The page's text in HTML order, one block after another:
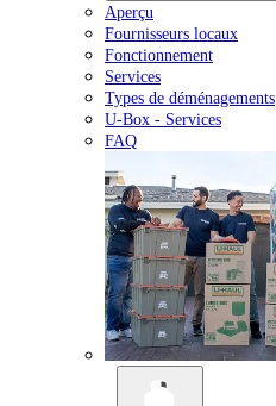
Aperçu
Fournisseurs locaux
Fonctionnement
Services
Types de déménagements
U-Box - Services
FAQ